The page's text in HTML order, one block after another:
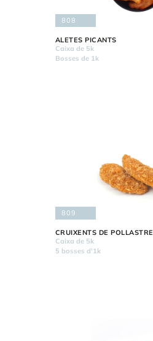
808
ALETES PICANTS
Caixa de 5k
Bosses de 1k
809
CRUIXENTS DE POLLASTRE
Caixa de 5k
5 bosses d'1k